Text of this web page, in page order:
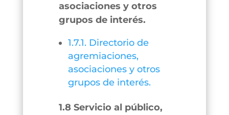
asociaciones y otros
grupos de interés.
1.7.1. Directorio de
agremiaciones,
asociaciones y otros
grupos de interés.
1.8 Servicio al público,